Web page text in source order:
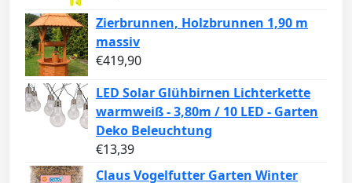
Zierbrunnen, Holzbrunnen 1,90 m
massiv
€419,90
LED Solar Glühbirnen Lichterkette
warmweiß - 3,80m / 10 LED - Garten
Deko Beleuchtung
€13,39
Claus Vogelfutter Garten Winter